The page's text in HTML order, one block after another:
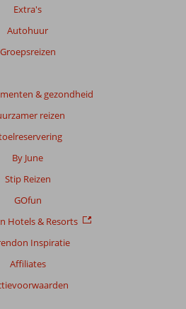
Extra's
Autohuur
Groepsreizen
& gezondheid
reizen
By June
Stip Reizen
GOfun
Hotels & Resorts
Inspiratie
Affiliates